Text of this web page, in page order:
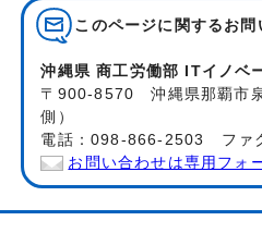
このページに関する お問
沖縄県 商工労働部 ITイノベ
〒900-8570 沖縄県那覇市
側）
電話：098-866-2503 ファ
お問い合わせは専用フォ